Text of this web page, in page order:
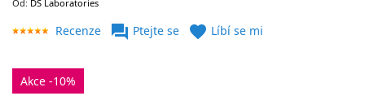
Od: DS Laboratories
Recenze forum Ptejte se favorite Líbí se mi
Akce -10%